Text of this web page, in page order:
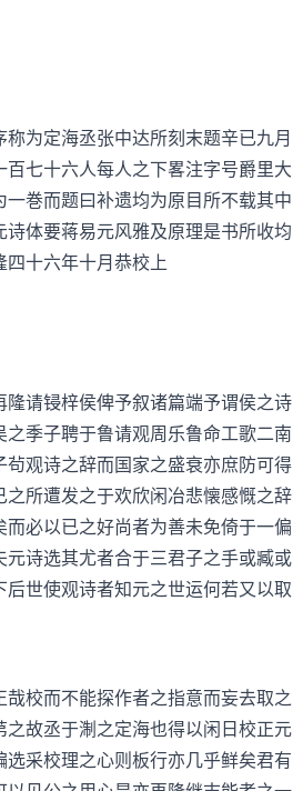
为定海丞张中达所刻末题辛已九月
七十六人每人之下畧注字号爵里大
巻而题曰补遗均为原目所不载其中
体要蒋易元风雅及原理是书所收均
十六年十月恭校上
请锓梓侯俾予叙诸篇端予谓侯之诗
季子聘于鲁请观周乐鲁命工歌二南
观诗之辞而国家之盛衰亦庶防可得
所遭发之于欢欣闲冶悲懐感慨之辞
必以已之好尚者为善未免倚于一偏
诗选其尤者合于三君子之手或臧或
世使观诗者知元之世运何若又以取
校而不能探作者之指意而妄去取之
故丞于淛之定海也得以闲日校正元
采校理之心则板行亦几乎鲜矣君有